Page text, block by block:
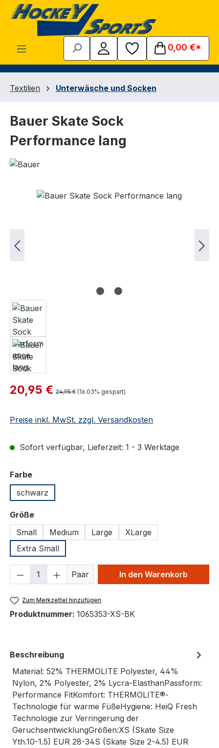
Zum Hauptinhalt springen
0,00 €*
Textilien Unterwäsche und Socken
Bauer Skate Sock
Performance lang
Bildergalerie überspringen
Verkaufspreis:
20,95 € Regulärer Preis:
24,95 € (16.03% gespart)
Preise inkl. MwSt. zzgl. Versandkosten
Sofort verfügbar, Lieferzeit: 1 - 3 Werktage
Farbeauswählen
schwarz
Größeauswählen
Small
Medium Large
XLarge
Extra Small
Produkt Anzahl: Gib den
Paar In den Warenkorb
Zum Merkzettel hinzufügen
Produktnummer: 1065353-XS-BK
Beschreibung
Material: 52% THERMOLITE Polyester, 44%
Nylon, 2% Polyester, 2% Lycra-ElasthanPassform:
Performance FitKomfort: THERMOLITE®-
Technologie für warme FüßeHygiene: HeiQ Fresh
Technologie zur Verringerung der
GeruchsentwicklungGrößen:XS (Skate Size
Yth.10-1.5) EUR 28-34S (Skate Size 2-4.5) EUR